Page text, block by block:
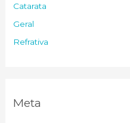
Catarata
Geral
Refrativa
Meta